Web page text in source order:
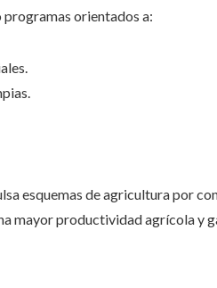
orientados a:
esquemas de agricultura por
mayor productividad agrícola y